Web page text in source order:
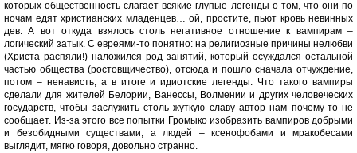
которых общественность слагает всякие глупые легенды о том, что они по
ночам едят христианских младенцев… ой, простите, пьют кровь невинных
дев. А вот откуда взялось столь негативное отношение к вампирам –
логический затык. С евреями-то понятно: на религиозные причины нелюбви
(Христа распяли!) наложился род занятий, который осуждался остальной
частью общества (ростовщичество), отсюда и пошло сначала отчуждение,
потом – ненависть, а в итоге и идиотские легенды. Что такого вампиры
сделали для жителей Белории, Ванессы, Волмении и других человеческих
государств, чтобы заслужить столь жуткую славу автор нам почему-то не
сообщает. Из-за этого все попытки Громыко изобразить вампиров добрыми
и безобидными существами, а людей – ксенофобами и мракобесами
выглядит, мягко говоря, довольно странно.